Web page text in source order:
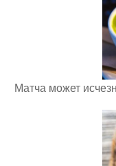
Матча может